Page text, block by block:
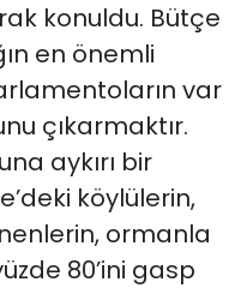
konuldu. Bütçe
en önemli
var
çıkarmaktır.
aykırı bir
köylülerin,
ormanla
80’ini gasp